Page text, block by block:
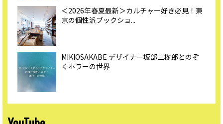
＜2026年春夏最新＞カルチャー好き必見！東
京の個性派ブックショ...
MIKIOSAKABE デザイナー坂部三樹郎とのぞ
くホラーの世界